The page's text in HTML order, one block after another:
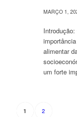
MARÇO 1,
alimentar
um forte
1 2